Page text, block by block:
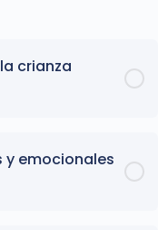
crianza
y emocionales